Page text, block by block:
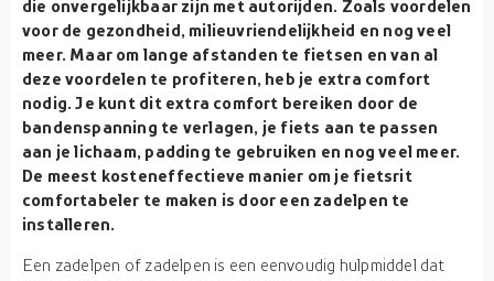
die onvergelijkbaar zijn met autorijden. Zoals voordelen
voor de gezondheid, milieuvriendelijkheid en nog veel
meer. Maar om lange afstanden te fietsen en van al
deze voordelen te profiteren, heb je extra comfort
nodig. Je kunt dit extra comfort bereiken door de
bandenspanning te verlagen, je fiets aan te passen
aan je lichaam, padding te gebruiken en nog veel meer.
De meest kosteneffectieve manier om je fietsrit
comfortabeler te maken is door een zadelpen te
installeren.
Een zadelpen of zadelpen is een eenvoudig hulpmiddel dat